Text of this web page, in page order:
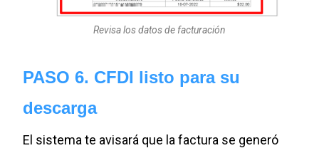
Revisa los datos de facturación
PASO 6. CFDI listo para su
descarga
El sistema te avisará que la factura se generó